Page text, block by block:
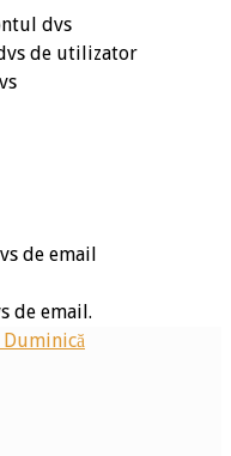
dvs
de utilizator
de email
de email.
Duminică